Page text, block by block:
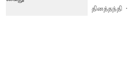
தினத்தந்தி